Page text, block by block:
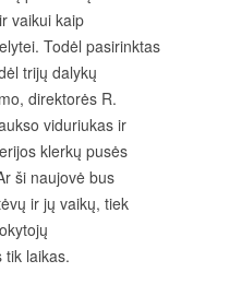
vaikui kaip
Todėl pasirinktas
trijų dalykų
direktorės R.
viduriukas ir
klerkų pusės
ši naujovė bus
ir jų vaikų, tiek
laikas.